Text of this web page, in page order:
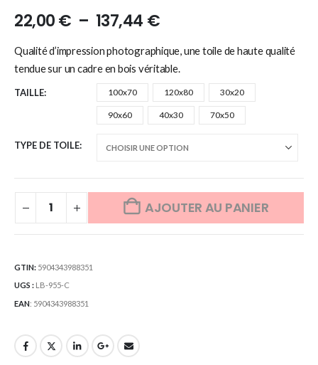
22,00€ – 137,44 €
Qualité d’impression photographique, une toile de haute qualité
tendue sur un cadre en bois véritable.
TAILLE 100x70 120x80 30x20
90x60 40x30 70x50
TYPE DE TOILE
AJOUTER AU PANIER
GTIN: 5904343988351
UGS : LB-955-C
EAN: 5904343988351